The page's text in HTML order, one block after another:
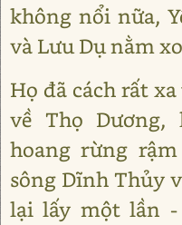
không nổi nữa,
và Lưu Dụ nằm
Họ đã cách rất
về Thọ Dương,
hoang rừng
sông Dĩnh Thủy
lại lấy một lần